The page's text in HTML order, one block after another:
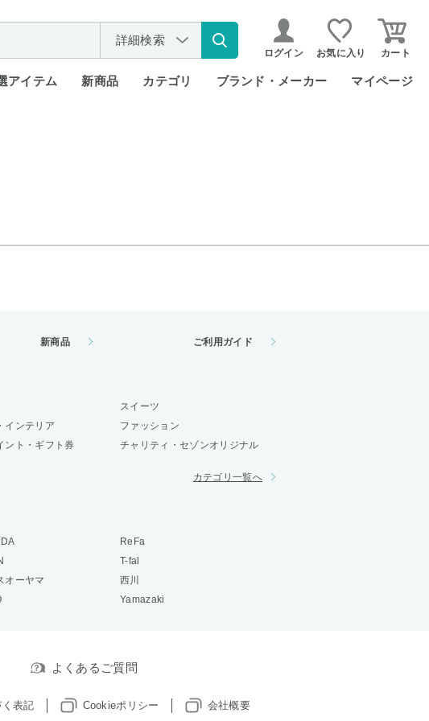
詳細検索
ログイン お気に入り カート
アイテム 新商品 カテゴリ ブランド・メーカー マイページ
新商品 ご利用ガイド
スイーツ
インテリア
ファッション
ント・ギフト券 チャリティ・セゾンオリジナル
カテゴリ一覧へ
ReFa
T-fal
オーヤマ
西川
Yamazaki
よくあるご質問
表記 Cookieポリシー 会社概要